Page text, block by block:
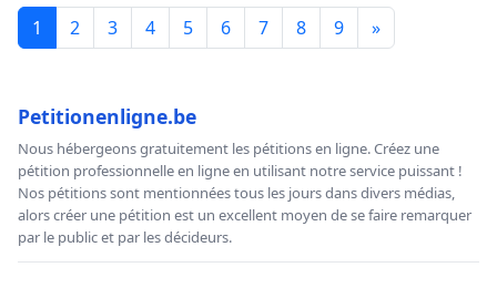
1 2 3 4 5 6 7 8 9 »
Petitionenligne.be
Nous hébergeons gratuitement les pétitions en ligne. Créez une
pétition professionnelle en ligne en utilisant notre service puissant !
Nos pétitions sont mentionnées tous les jours dans divers médias,
alors créer une pétition est un excellent moyen de se faire remarquer
par le public et par les décideurs.